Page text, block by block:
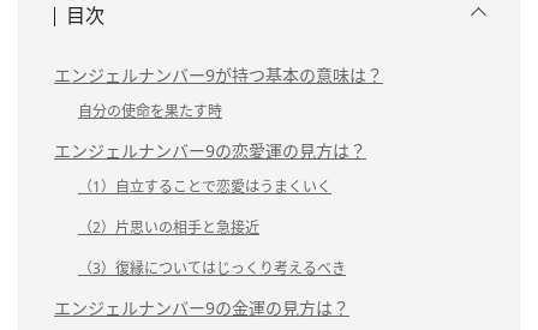
目次
エンジェルナンバー9が持つ基本の意味は？
自分の使命を果たす時
エンジェルナンバー9の恋愛運の見方は？
（1）自立することで恋愛はうまくいく
（2）片思いの相手と急接近
（3）復縁についてはじっくり考えるべき
エンジェルナンバー9の金運の見方は？